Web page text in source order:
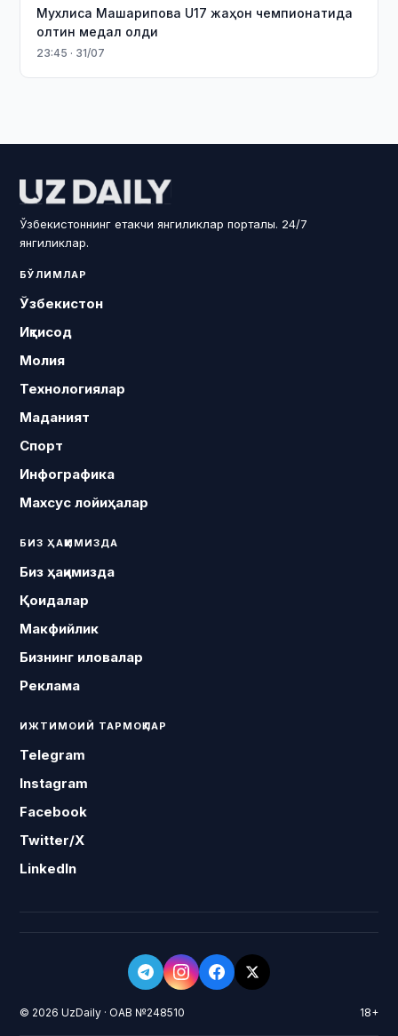
Мухлиса Машарипова U17 жаҳон чемпионатида
олтин медал олди
23:45 · 31/07
Ўзбекистоннинг етакчи янгиликлар порталы. 24/7
янгиликлар.
БЎЛИМЛАР
Ўзбекистон
Иқтисод
Молия
Технологиялар
Маданият
Спорт
Инфографика
Махсус лойиҳалар
БИЗ ҲАҚИМИЗДА
Биз ҳақимизда
Қоидалар
Макфийлик
Бизнинг иловалар
Реклама
ИЖТИМОИЙ ТАРМОҚЛАР
Telegram
Instagram
Facebook
Twitter/X
LinkedIn
© 2026 UzDaily · ОАВ №248510 18+